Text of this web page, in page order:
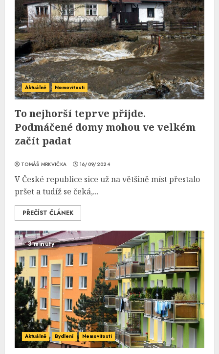
Aktuálně Nemovitosti
To nejhorší teprve přijde.
Podmáčené domy mohou ve velkém
začít padat
TOMÁŠ MRKVIČKA 16/09/2024
V České republice sice už na většině míst přestalo
pršet a tudíž se čeká,...
PŘEČÍST ČLÁNEK
3 minuty
Aktuálně Bydlení Nemovitosti